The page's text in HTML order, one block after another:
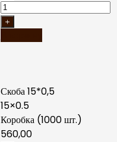
Скоба 15*0,5
15×0.5
Коробка (1000 шт.)
560,00